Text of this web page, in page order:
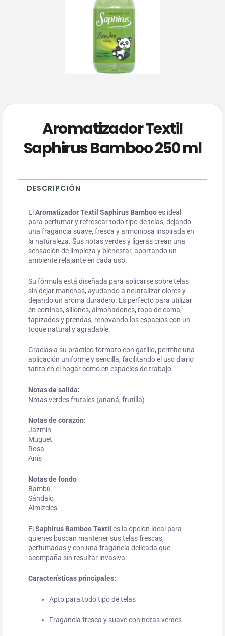
Aromatizador Textil
Saphirus Bamboo 250 ml
DESCRIPCIÓN
El Aromatizador Textil Saphirus Bambooes ideal
para perfumar y refrescar todo tipo de telas, dejando
una fragancia suave, fresca y armoniosa inspirada en
la naturaleza. Sus notas verdes y ligeras crean una
sensación de limpieza y bienestar, aportando un
ambiente relajante en cada uso.
Su fórmula está diseñada para aplicarse sobre telas
sin dejar manchas, ayudando a neutralizar olores y
dejando un aroma duradero. Es perfecto para utilizar
en cortinas, sillones, almohadones, ropa de cama,
tapizados y prendas, renovando los espacios con un
toque natural y agradable.
Gracias a su práctico formato con gatillo, permite una
aplicación uniforme y sencilla, facilitando el uso diario
tanto en el hogar como en espacios de trabajo.
Notas de salida:
Notas verdes frutales (ananá, frutilla)
Notas de corazón:
Jazmín
Muguet
Rosa
Anís
Notas de fondo
Bambú
Sándalo
Almizcles
El Saphirus Bamboo Textil es la opción ideal para
quienes buscan mantener sus telas frescas,
perfumadas y con una fragancia delicada que
acompaña sin resultar invasiva.
Características principales:
Apto para todo tipo de telas
Fragancia fresca y suave con notas verdes